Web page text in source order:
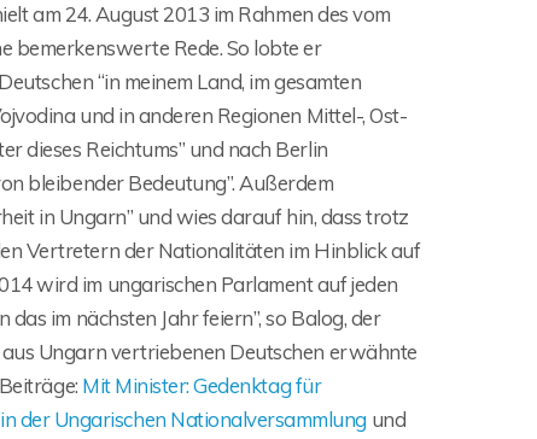
am 24. August 2013 im Rahmen des vom
bemerkenswerte Rede. So lobte er
“in meinem Land, im gesamten
und in anderen Regionen Mittel-, Ost-
dieses Reichtums” und nach Berlin
bleibender Bedeutung”. Außerdem
in Ungarn” und wies darauf hin, dass trotz
Vertretern der Nationalitäten im Hinblick auf
wird im ungarischen Parlament auf jeden
im nächsten Jahr feiern”, so Balog, der
Ungarn vertriebenen Deutschen erwähnte
Mit Minister: Gedenktag für
der Ungarischen Nationalversammlung und